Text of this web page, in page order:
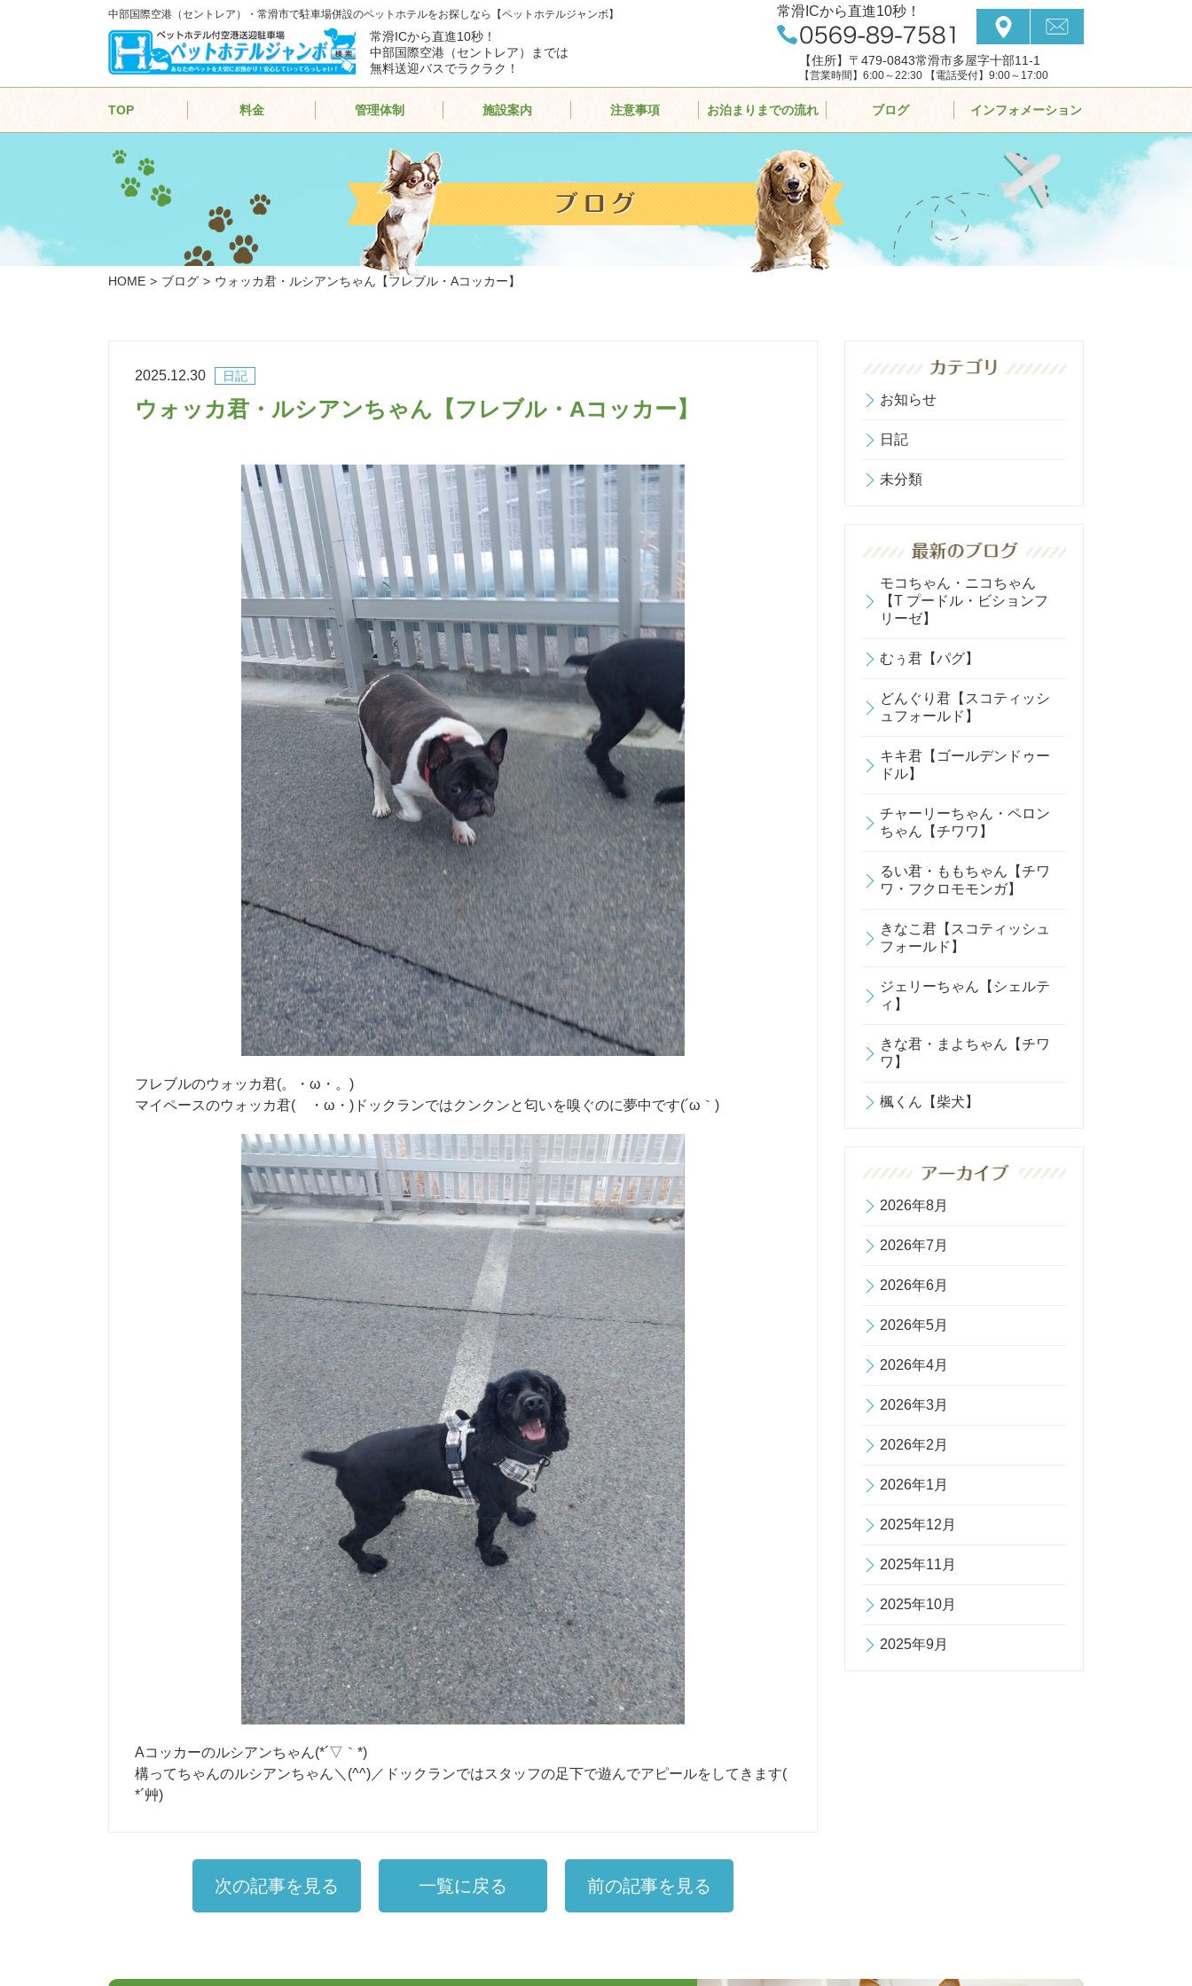
中部国際空港（セントレア）・常滑市で駐車場併設のペットホテルをお探しなら【ペットホテルジャンボ】
常滑ICから直進10秒！
中部国際空港（セントレア）までは
無料送迎バスでラクラク！
常滑ICから直進10秒！
【住所】〒479-0843常滑市多屋字十部11-1
【営業時間】6:00～22:30 【電話受付】9:00～17:00
TOP 料金 管理体制 施設案内 注意事項 お泊まりまでの流れ ブログ インフォメーション
HOME ブログ ウォッカ君・ルシアンちゃん【フレブル・Aコッカー】
日記
2025.12.30
ウォッカ君・ルシアンちゃん【フレブル・Aコッカー】
フレブルのウォッカ君(。・ω・。)
マイペースのウォッカ君( ・ω・)ドックランではクンクンと匂いを嗅ぐのに夢中です(´ω｀)
Aコッカーのルシアンちゃん(*´▽｀*)
構ってちゃんのルシアンちゃん＼(^^)／ドックランではスタッフの足下で遊んでアピールをしてきます(
*´艸)
次の記事を見る 一覧に戻る 前の記事を見る
お知らせ
日記
未分類
モコちゃん・ニコちゃん
【T プードル・ビションフ
リーゼ】
むぅ君【パグ】
どんぐり君【スコティッシ
ュフォールド】
キキ君【ゴールデンドゥー
ドル】
チャーリーちゃん・ペロン
ちゃん【チワワ】
るい君・ももちゃん【チワ
ワ・フクロモモンガ】
きなこ君【スコティッシュ
フォールド】
ジェリーちゃん【シェルテ
ィ】
きな君・まよちゃん【チワ
ワ】
楓くん【柴犬】
2026年8月
2026年7月
2026年6月
2026年5月
2026年4月
2026年3月
2026年2月
2026年1月
2025年12月
2025年11月
2025年10月
2025年9月